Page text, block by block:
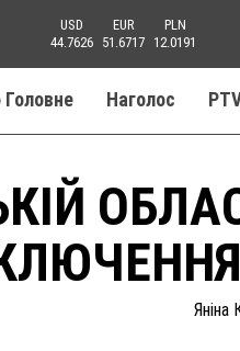
USD
44.7626
EUR
51.6717
PLN
12.0191
Головне Наголос
Яніна